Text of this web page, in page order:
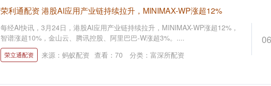
荣利通配资 港股AI应用产业链持续拉升，MINIMAX-WP涨超12%
每经AI快讯，3月24日，港股AI应用产业链持续拉升，MINIMAX-WP涨超12%，
智谱涨超10%，金山云、腾讯控股、阿里巴巴-W涨超3%。....
荣立通配资 来源：蚂蚁配资 查看： 70 分类： 富深所配资